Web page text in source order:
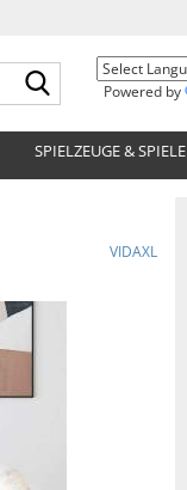
Suche...
Powered by
SPIELZEUGE & SPIELE
VIDAXL